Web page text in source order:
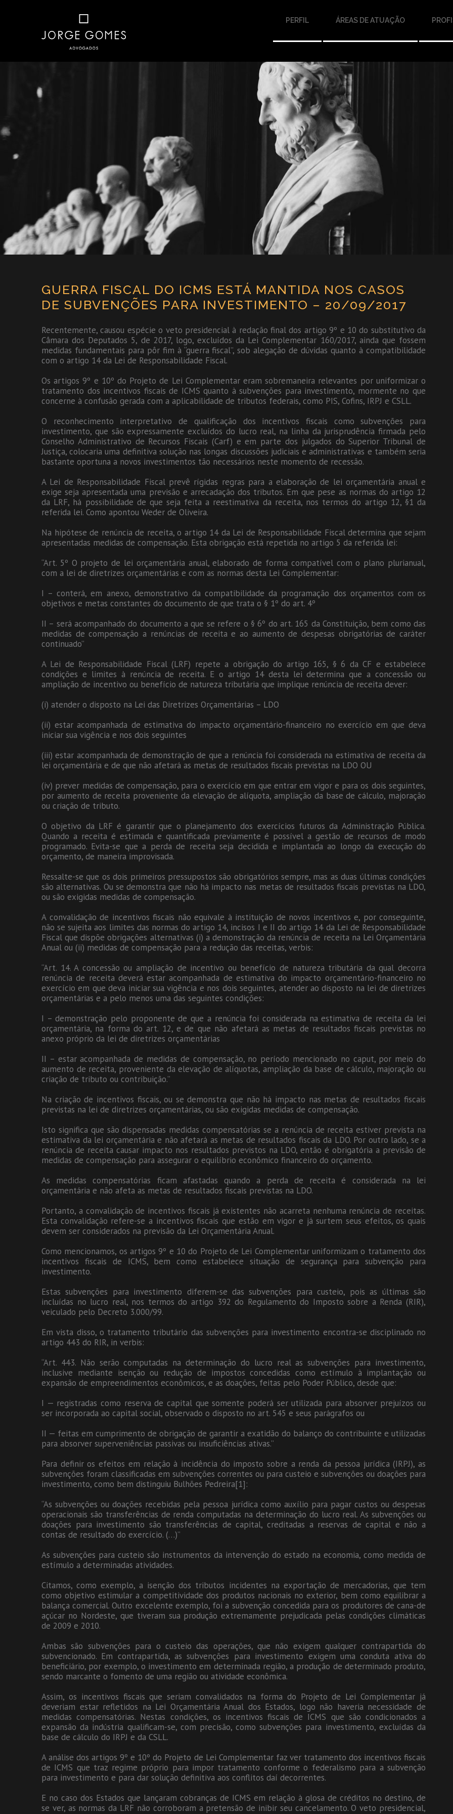
PERFIL ÁREAS DE ATUAÇÃO
GUERRA FISCAL DO ICMS ESTÁ MANTIDA NOS CASOS
DE SUBVENÇÕES PARA INVESTIMENTO – 20/09/2017
Recentemente, causou espécie o veto presidencial à redação final dos artigo 9º e 10 do substitutivo da
Câmara dos Deputados 5, de 2017, logo, excluídos da Lei Complementar 160/2017, ainda que fossem
medidas fundamentais para pôr fim à “guerra fiscal”, sob alegação de dúvidas quanto à compatibilidade
com o artigo 14 da Lei de Responsabilidade Fiscal.
Os artigos 9º e 10º do Projeto de Lei Complementar eram sobremaneira relevantes por uniformizar o
tratamento dos incentivos fiscais de ICMS quanto à subvenções para investimento, mormente no que
concerne à confusão gerada com a aplicabilidade de tributos federais, como PIS, Cofins, IRPJ e CSLL.
O reconhecimento interpretativo de qualificação dos incentivos fiscais como subvenções para
investimento, que são expressamente excluídos do lucro real, na linha da jurisprudência firmada pelo
Conselho Administrativo de Recursos Fiscais (Carf) e em parte dos julgados do Superior Tribunal de
Justiça, colocaria uma definitiva solução nas longas discussões judiciais e administrativas e também seria
bastante oportuna a novos investimentos tão necessários neste momento de recessão.
A Lei de Responsabilidade Fiscal prevê rígidas regras para a elaboração de lei orçamentária anual e
exige seja apresentada uma previsão e arrecadação dos tributos. Em que pese as normas do artigo 12
da LRF, há possibilidade de que seja feita a reestimativa da receita, nos termos do artigo 12, §1 da
referida lei. Como apontou Weder de Oliveira.
Na hipótese de renúncia de receita, o artigo 14 da Lei de Responsabilidade Fiscal determina que sejam
apresentadas medidas de compensação. Esta obrigação está repetida no artigo 5 da referida lei:
“Art. 5º O projeto de lei orçamentária anual, elaborado de forma compatível com o plano plurianual,
com a lei de diretrizes orçamentárias e com as normas desta Lei Complementar:
I – conterá, em anexo, demonstrativo da compatibilidade da programação dos orçamentos com os
objetivos e metas constantes do documento de que trata o § 1º do art. 4º
II – será acompanhado do documento a que se refere o § 6º do art. 165 da Constituição, bem como das
medidas de compensação a renúncias de receita e ao aumento de despesas obrigatórias de caráter
continuado”
A Lei de Responsabilidade Fiscal (LRF) repete a obrigação do artigo 165, § 6 da CF e estabelece
condições e limites à renúncia de receita. E o artigo 14 desta lei determina que a concessão ou
ampliação de incentivo ou benefício de natureza tributária que implique renúncia de receita dever:
(i) atender o disposto na Lei das Diretrizes Orçamentárias – LDO
(ii) estar acompanhada de estimativa do impacto orçamentário-financeiro no exercício em que deva
iniciar sua vigência e nos dois seguintes
(iii) estar acompanhada de demonstração de que a renúncia foi considerada na estimativa de receita da
lei orçamentária e de que não afetará as metas de resultados fiscais previstas na LDO OU
(iv) prever medidas de compensação, para o exercício em que entrar em vigor e para os dois seguintes,
por aumento de receita proveniente da elevação de alíquota, ampliação da base de cálculo, majoração
ou criação de tributo.
O objetivo da LRF é garantir que o planejamento dos exercícios futuros da Administração Pública.
Quando a receita é estimada e quantificada previamente é possível a gestão de recursos de modo
programado. Evita-se que a perda de receita seja decidida e implantada ao longo da execução do
orçamento, de maneira improvisada.
Ressalte-se que os dois primeiros pressupostos são obrigatórios sempre, mas as duas últimas condições
são alternativas. Ou se demonstra que não há impacto nas metas de resultados fiscais previstas na LDO,
ou são exigidas medidas de compensação.
A convalidação de incentivos fiscais não equivale à instituição de novos incentivos e, por conseguinte,
não se sujeita aos limites das normas do artigo 14, incisos I e II do artigo 14 da Lei de Responsabilidade
Fiscal que dispõe obrigações alternativas (i) a demonstração da renúncia de receita na Lei Orçamentária
Anual ou (ii) medidas de compensação para a redução das receitas, verbis:
“Art. 14. A concessão ou ampliação de incentivo ou benefício de natureza tributária da qual decorra
renúncia de receita deverá estar acompanhada de estimativa do impacto orçamentário-financeiro no
exercício em que deva iniciar sua vigência e nos dois seguintes, atender ao disposto na lei de diretrizes
orçamentárias e a pelo menos uma das seguintes condições:
I – demonstração pelo proponente de que a renúncia foi considerada na estimativa de receita da lei
orçamentária, na forma do art. 12, e de que não afetará as metas de resultados fiscais previstas no
anexo próprio da lei de diretrizes orçamentárias
II – estar acompanhada de medidas de compensação, no período mencionado no caput, por meio do
aumento de receita, proveniente da elevação de alíquotas, ampliação da base de cálculo, majoração ou
criação de tributo ou contribuição.”
Na criação de incentivos fiscais, ou se demonstra que não há impacto nas metas de resultados fiscais
previstas na lei de diretrizes orçamentárias, ou são exigidas medidas de compensação.
Isto significa que são dispensadas medidas compensatórias se a renúncia de receita estiver prevista na
estimativa da lei orçamentária e não afetará as metas de resultados fiscais da LDO. Por outro lado, se a
renúncia de receita causar impacto nos resultados previstos na LDO, então é obrigatória a previsão de
medidas de compensação para assegurar o equilíbrio econômico financeiro do orçamento.
As medidas compensatórias ficam afastadas quando a perda de receita é considerada na lei
orçamentária e não afeta as metas de resultados fiscais previstas na LDO.
Portanto, a convalidação de incentivos fiscais já existentes não acarreta nenhuma renúncia de receitas.
Esta convalidação refere-se a incentivos fiscais que estão em vigor e já surtem seus efeitos, os quais
devem ser considerados na previsão da Lei Orçamentária Anual.
Como mencionamos, os artigos 9º e 10 do Projeto de Lei Complementar uniformizam o tratamento dos
incentivos fiscais de ICMS, bem como estabelece situação de segurança para subvenção para
investimento.
Estas subvenções para investimento diferem-se das subvenções para custeio, pois as últimas são
incluídas no lucro real, nos termos do artigo 392 do Regulamento do Imposto sobre a Renda (RIR),
veiculado pelo Decreto 3.000/99.
Em vista disso, o tratamento tributário das subvenções para investimento encontra-se disciplinado no
artigo 443 do RIR, in verbis:
“Art. 443. Não serão computadas na determinação do lucro real as subvenções para investimento,
inclusive mediante isenção ou redução de impostos concedidas como estímulo à implantação ou
expansão de empreendimentos econômicos, e as doações, feitas pelo Poder Público, desde que:
I — registradas como reserva de capital que somente poderá ser utilizada para absorver prejuízos ou
ser incorporada ao capital social, observado o disposto no art. 545 e seus parágrafos ou
II — feitas em cumprimento de obrigação de garantir a exatidão do balanço do contribuinte e utilizadas
para absorver superveniências passivas ou insuficiências ativas.”
Para definir os efeitos em relação à incidência do imposto sobre a renda da pessoa jurídica (IRPJ), as
subvenções foram classificadas em subvenções correntes ou para custeio e subvenções ou doações para
investimento, como bem distinguiu Bulhões Pedreira[1]:
“As subvenções ou doações recebidas pela pessoa jurídica como auxílio para pagar custos ou despesas
operacionais são transferências de renda computadas na determinação do lucro real. As subvenções ou
doações para investimento são transferências de capital, creditadas a reservas de capital e não a
contas de resultado do exercício. (…)”
As subvenções para custeio são instrumentos da intervenção do estado na economia, como medida de
estímulo a determinadas atividades.
Citamos, como exemplo, a isenção dos tributos incidentes na exportação de mercadorias, que tem
como objetivo estimular a competitividade dos produtos nacionais no exterior, bem como equilibrar a
balança comercial. Outro excelente exemplo, foi a subvenção concedida para os produtores de cana-de
açúcar no Nordeste, que tiveram sua produção extremamente prejudicada pelas condições climáticas
de 2009 e 2010.
Ambas são subvenções para o custeio das operações, que não exigem qualquer contrapartida do
subvencionado. Em contrapartida, as subvenções para investimento exigem uma conduta ativa do
beneficiário, por exemplo, o investimento em determinada região, a produção de determinado produto,
sendo marcante o fomento de uma região ou atividade econômica.
Assim, os incentivos fiscais que seriam convalidados na forma do Projeto de Lei Complementar já
deveriam estar refletidos na Lei Orçamentária Anual dos Estados, logo não haveria necessidade de
medidas compensatórias. Nestas condições, os incentivos fiscais de ICMS que são condicionados a
expansão da indústria qualificam-se, com precisão, como subvenções para investimento, excluídas da
base de cálculo do IRPJ e da CSLL.
A análise dos artigos 9º e 10º do Projeto de Lei Complementar faz ver tratamento dos incentivos fiscais
de ICMS que traz regime próprio para impor tratamento conforme o federalismo para a subvenção
para investimento e para dar solução definitiva aos conflitos daí decorrentes.
E no caso dos Estados que lançaram cobranças de ICMS em relação à glosa de créditos no destino, de
se ver, as normas da LRF não corroboram a pretensão de inibir seu cancelamento. O veto presidencial,